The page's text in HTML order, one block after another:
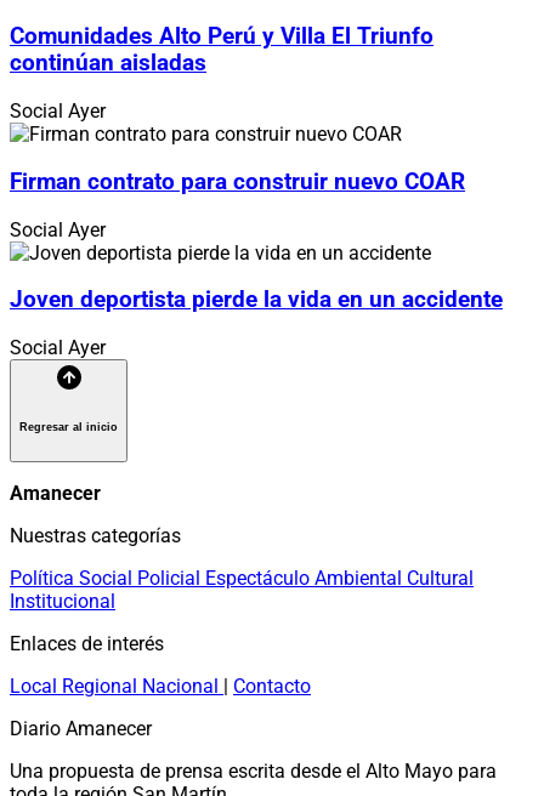
Comunidades Alto Perú y Villa El Triunfo
continúan aisladas
Social Ayer
Firman contrato para construir nuevo COAR
Social Ayer
Joven deportista pierde la vida en un accidente
Social Ayer
Regresar al inicio
Amanecer
Nuestras categorías
Política Social Policial Espectáculo Ambiental Cultural
Institucional
Enlaces de interés
Local Regional Nacional | Contacto
Diario Amanecer
Una propuesta de prensa escrita desde el Alto Mayo para